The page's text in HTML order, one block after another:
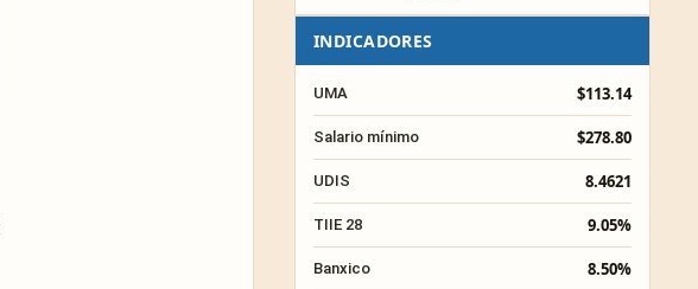
INDICADORES
UMA $113.14
Salario mínimo $278.80
UDIS 8.4621
TIIE 28 9.05%
Banxico 8.50%